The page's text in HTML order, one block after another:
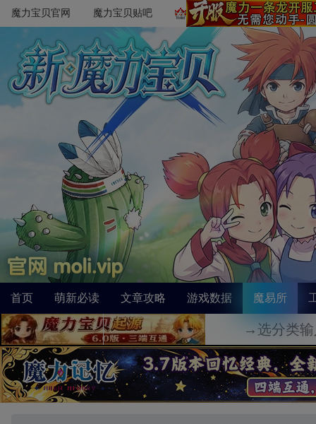
魔力宝贝官网 魔力宝贝贴吧
首页 萌新必读 文章攻略 游戏数据 魔易所